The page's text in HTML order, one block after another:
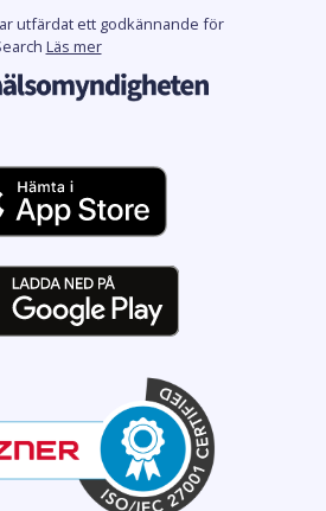
utfärdat ett godkännande för
Läs mer